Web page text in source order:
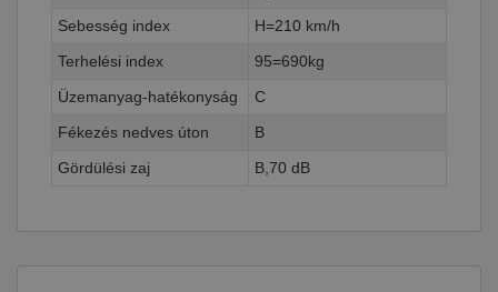
Sebesség index
H=210 km/h
Terhelési index
95=690kg
Üzemanyag-hatékonyság
C
Fékezés nedves úton
B
Gördülési zaj
B,70 dB